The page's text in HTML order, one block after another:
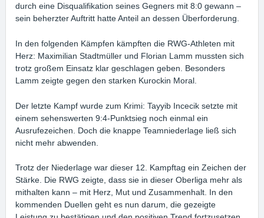
durch eine Disqualifikation seines Gegners mit 8:0 gewann –
sein beherzter Auftritt hatte Anteil an dessen Überforderung.
In den folgenden Kämpfen kämpften die RWG-Athleten mit
Herz: Maximilian Stadtmüller und Florian Lamm mussten sich
trotz großem Einsatz klar geschlagen geben. Besonders
Lamm zeigte gegen den starken Kurockin Moral.
Der letzte Kampf wurde zum Krimi: Tayyib Incecik setzte mit
einem sehenswerten 9:4-Punktsieg noch einmal ein
Ausrufezeichen. Doch die knappe Teamniederlage ließ sich
nicht mehr abwenden.
Trotz der Niederlage war dieser 12. Kampftag ein Zeichen der
Stärke. Die RWG zeigte, dass sie in dieser Oberliga mehr als
mithalten kann – mit Herz, Mut und Zusammenhalt. In den
kommenden Duellen geht es nun darum, die gezeigte